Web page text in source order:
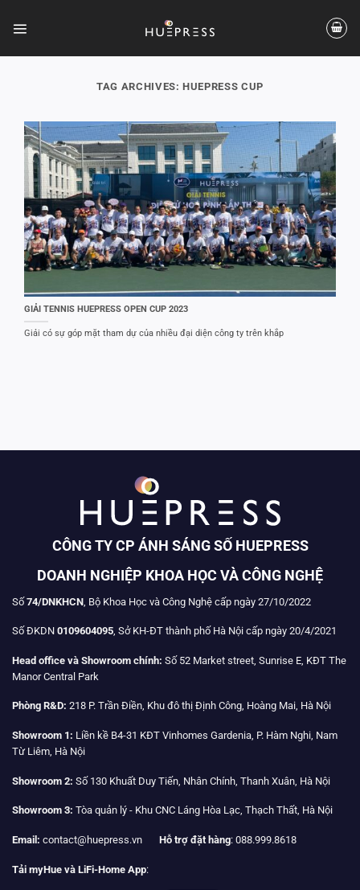
TAG ARCHIVES:HUEPRESS CUP
GIẢI TENNIS HUEPRESS OPEN CUP 2023
Giải có sự góp mặt tham dự của nhiều đại diện công ty trên khắp
CÔNG TY CP ÁNH SÁNG SỐ HUEPRESS
DOANH NGHIỆP KHOA HỌC VÀ CÔNG NGHỆ
Số74/DNKHCN , Bộ Khoa Học và Công Nghệ cấp ngày 27/10/2022
Số ĐKDN 0109604095, Sở KH-ĐT thành phố Hà Nội cấp ngày 20/4/2021
Head office và Showroom chính: Số 52 Market street, Sunrise E, KĐT The
Manor Central Park
Phòng R&D: 218 P. Trần Điền, Khu đô thị Định Công, Hoàng Mai, Hà Nội
Showroom 1: Liền kề B4-31 KĐT Vinhomes Gardenia, P. Hàm Nghi, Nam
Từ Liêm, Hà Nội
Showroom 2: Số 130 Khuất Duy Tiến, Nhân Chính, Thanh Xuân, Hà Nội
Showroom 3: Tòa quản lý - Khu CNC Láng Hòa Lạc, Thạch Thất, Hà Nội
Email: contact@huepress.vn Hỗ trợ đặt hàng: 088.999.8618
Tải myHue và LiFi-Home App: